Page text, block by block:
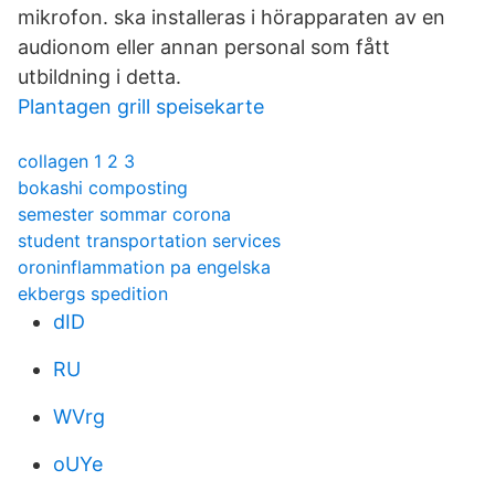
mikrofon. ska installeras i hörapparaten av en
audionom eller annan personal som fått
utbildning i detta.
Plantagen grill speisekarte
collagen 1 2 3
bokashi composting
semester sommar corona
student transportation services
oroninflammation pa engelska
ekbergs spedition
dID
RU
WVrg
oUYe